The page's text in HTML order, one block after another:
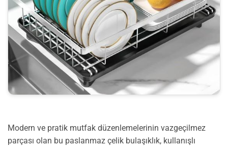
Modern ve pratik mutfak düzenlemelerinin vazgeçilmez
parçası olan bu paslanmaz çelik bulaşıklık, kullanışlı